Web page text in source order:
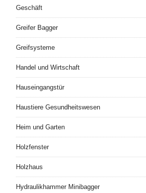
Geschäft
Greifer Bagger
Greifsysteme
Handel und Wirtschaft
Hauseingangstür
Haustiere Gesundheitswesen
Heim und Garten
Holzfenster
Holzhaus
Hydraulikhammer Minibagger